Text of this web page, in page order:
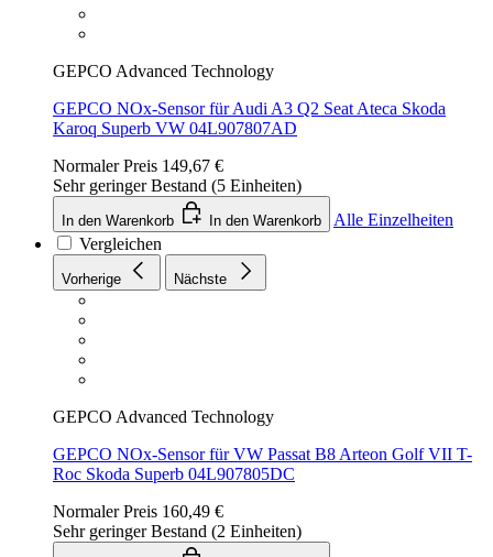
GEPCO Advanced Technology
GEPCO NOx-Sensor für Audi A3 Q2 Seat Ateca Skoda
Karoq Superb VW 04L907807AD
Normaler Preis 149,67 €
Sehr geringer Bestand (5 Einheiten)
In den Warenkorb In den Warenkorb
Alle Einzelheiten
Vergleichen
Vorherige Nächste
GEPCO Advanced Technology
GEPCO NOx-Sensor für VW Passat B8 Arteon Golf VII T-
Roc Skoda Superb 04L907805DC
Normaler Preis 160,49 €
Sehr geringer Bestand (2 Einheiten)